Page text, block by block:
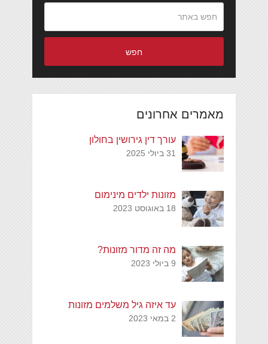
חפש
מאמרים אחרונים
עורך דין גירושין בחולון
31 ביולי 2025
מזונות ילדים מינימום
18 באוגוסט 2023
מה זה מדור מזונות?
9 ביולי 2023
עד איזה גיל משלמים מזונות
2 במאי 2023